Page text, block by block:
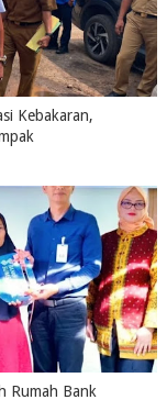
Kebakaran,
Rumah Bank